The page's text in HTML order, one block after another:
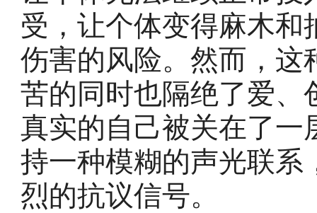
受，让个体变得麻木
伤害的风险。然而，
苦的同时也隔绝了爱
真实的自己被关在了
持一种模糊的声光联
烈的抗议信号。